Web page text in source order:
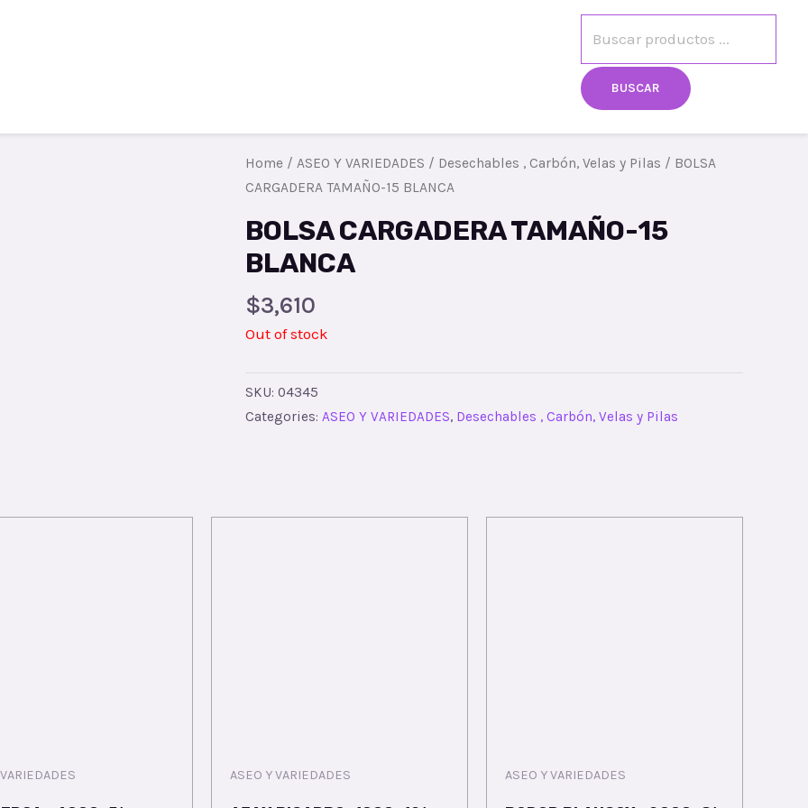
Búsqueda
de BUSCAR
Home / ASEO Y VARIEDADES / Desechables , Carbón, Velas y Pilas / BOLSA
CARGADERA TAMAÑO-15 BLANCA
BOLSA CARGADERA TAMAÑO-15
BLANCA
$3,610
Out of stock
SKU: 04345
Categories: ASEO Y VARIEDADES, Desechables , Carbón, Velas y Pilas
ASEO Y VARIEDADES ASEO Y VARIEDADES